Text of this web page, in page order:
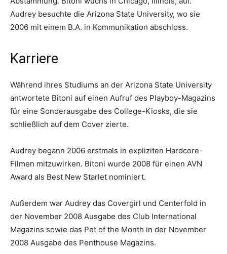
Audrey besuchte die Arizona State University, wo sie
2006 mit einem B.A. in Kommunikation abschloss.
Karriere
Während ihres Studiums an der Arizona State University
antwortete Bitoni auf einen Aufruf des Playboy-Magazins
für eine Sonderausgabe des College-Kiosks, die sie
schließlich auf dem Cover zierte.
Audrey begann 2006 erstmals in expliziten Hardcore-
Filmen mitzuwirken. Bitoni wurde 2008 für einen AVN
Award als Best New Starlet nominiert.
Außerdem war Audrey das Covergirl und Centerfold in
der November 2008 Ausgabe des Club International
Magazins sowie das Pet of the Month in der November
2008 Ausgabe des Penthouse Magazins.